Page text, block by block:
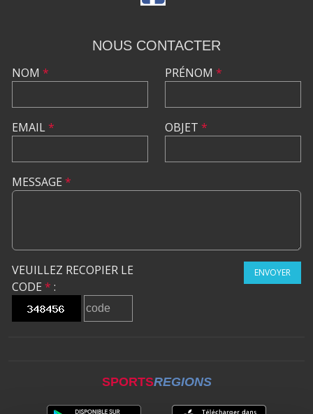
NOUS CONTACTER
NOM *
EMAIL*
PRÉNOM *
OBJET *
MESSAGE *
VEUILLEZ RECOPIER LE
CODE * :
ENVOYER
SPORTSREGIONS